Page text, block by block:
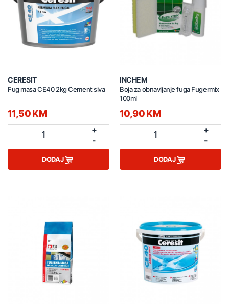
CERESIT
Fug masa CE40 2kg Cement siva
11,50 KM
1
+
-
DODAJ
INCHEM
Boja za obnavljanje fuga Fugermix
100ml
10,90 KM
1
+
-
DODAJ